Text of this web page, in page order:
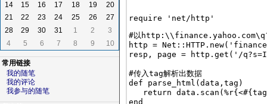
14
15 16 17 18 19
20
21
22 23 24 25 26
27
28
29 30 31 1 2
3
4
5 6 7 8 9 10
常用链接
我的随笔
我的评论
我参与的随笔
#以
http =
resp, page = http.get('/
#传入tag解析出数据
def parse_html(data,tag)
return